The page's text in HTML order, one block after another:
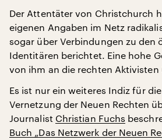
Der Attentäter von Christchurch
eigenen Angaben im Netz
sogar über Verbindungen zu den
Identitären berichtet. Eine hohe
von ihm an die rechten Aktivisten
Es ist nur ein weiteres Indiz für
Vernetzung der Neuen Rechten
Journalist Christian Fuchs
Buch „Das Netzwerk der Neuen